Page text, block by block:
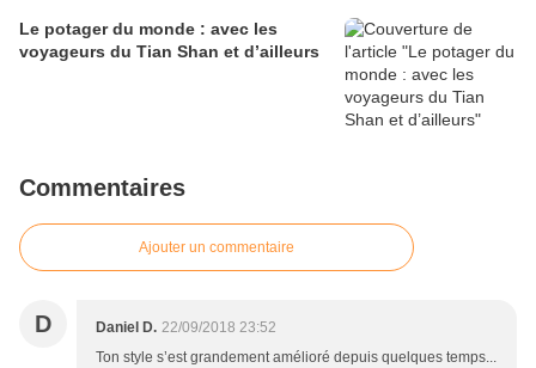
Le potager du monde : avec les
voyageurs du Tian Shan et d’ailleurs
Commentaires
Ajouter un commentaire
D Daniel D. 22/09/2018 23:52
Ton style s’est grandement amélioré depuis quelques temps...